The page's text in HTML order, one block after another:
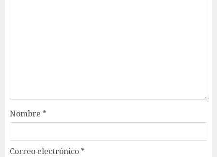
Nombre *
Correo electrónico *